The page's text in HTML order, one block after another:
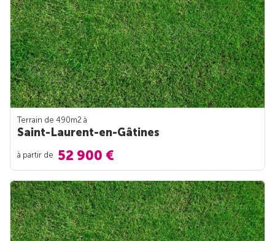
Terrain de 490m2 à
Saint-Laurent-en-Gâtines
à partir de 52 900 €